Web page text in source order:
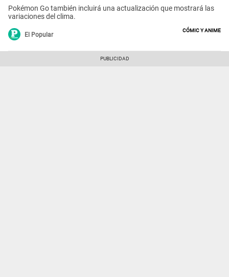
Pokémon Go también incluirá una actualización que mostrará las
variaciones del clima.
El Popular
Cómic y Anime